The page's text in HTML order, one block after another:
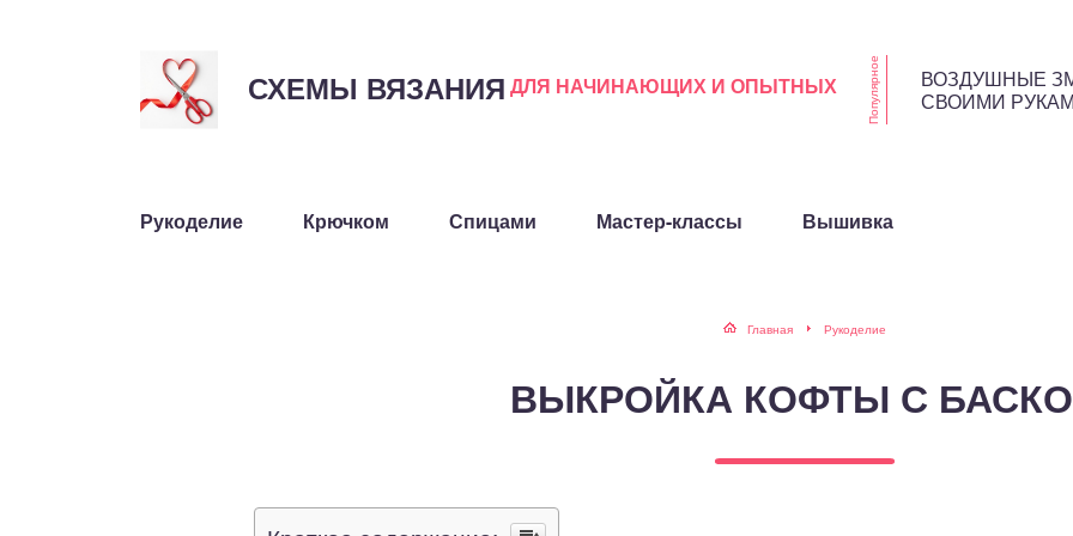
СХЕМЫ ВЯЗАНИЯ ДЛЯ НАЧИНАЮЩИХ И ОПЫТНЫХ Популярное
ВОЗДУШНЫЕ
СВОИМИ
Рукоделие Крючком Спицами Мастер-классы Вышивка
Главная Рукоделие
ВЫКРОЙКА КОФТЫ С